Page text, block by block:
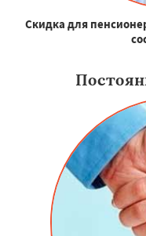
Скидка для